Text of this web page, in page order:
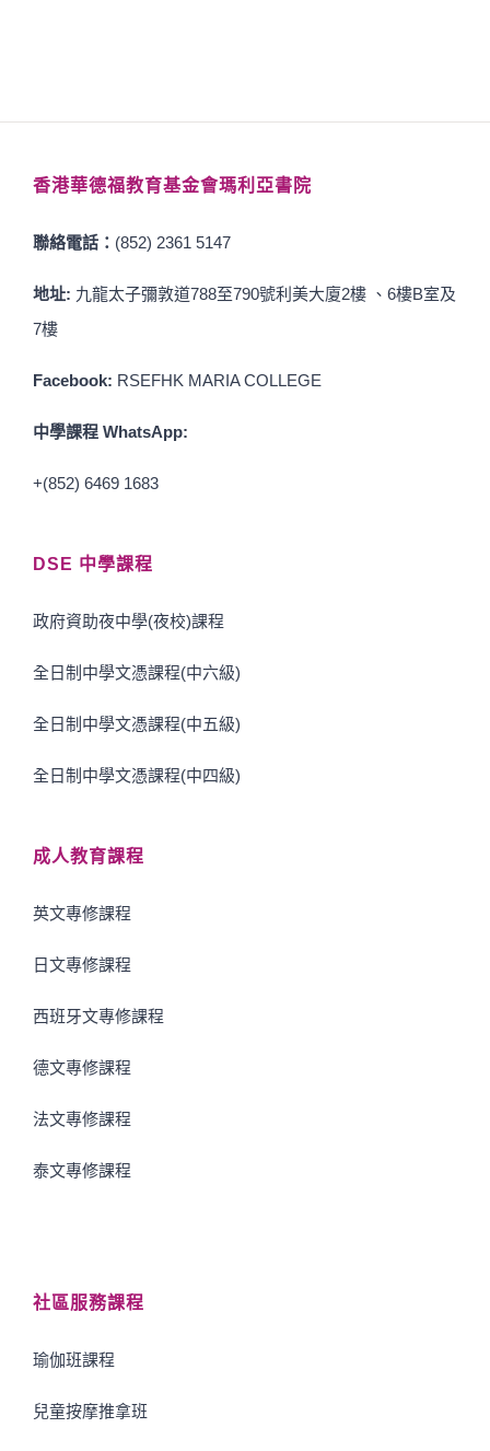
香港華德福教育基金會瑪利亞書院
聯絡電話： (852) 2361 5147
地址: 九龍太子彌敦道788至790號利美大廈2樓 、6樓B室及
7樓
Facebook: RSEFHK MARIA COLLEGE
中學課程 WhatsApp:
+(852) 6469 1683
DSE 中學課程
政府資助夜中學(夜校)課程
全日制中學文憑課程(中六級)
全日制中學文憑課程(中五級)
全日制中學文憑課程(中四級)
成人教育課程
英文專修課程
日文專修課程
西班牙文專修課程
德文專修課程
法文專修課程
泰文專修課程
社區服務課程
瑜伽班課程
兒童按摩推拿班